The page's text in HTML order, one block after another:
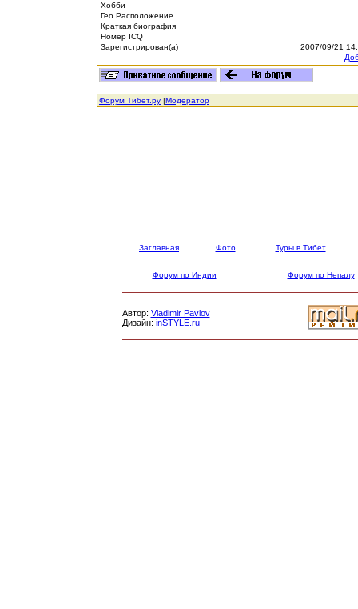
Хобби
Гео Расположение
Краткая биография
Номер ICQ
Зарегистрирован(а)
2007/09/21
Форум Тибет.ру |Модератор
Заглавная Фото Туры в Тибет
Форум по Индии Форум по Непалу
Автор: Vladimir Pavlov
Дизайн: inSTYLE.ru